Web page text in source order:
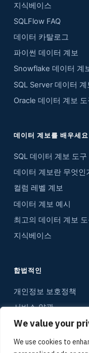
We value your
We use cookies to
지식베이스
SQLFlow FAQ
데이터 카탈로그
파이썬 데이터 계보
Snowflake 데이터 계
SQL Server 데이터 계
Oracle 데이터 계보 도
데이터 계보를 배우세요
SQL 데이터 계보 도구
데이터 계보란 무엇인
컬럼 레벨 계보
데이터 계보 예시
최고의 데이터 계보
지식베이스
합법적인
개인정보 보호정책
서비스 약관
연락하다
사이트맵